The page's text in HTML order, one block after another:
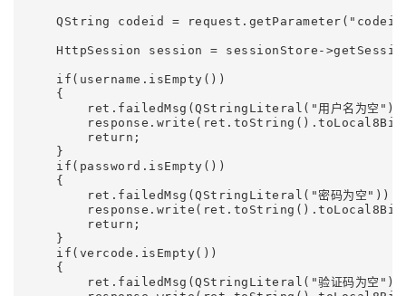
QString codeid =
HttpSession session = sessionStore-
    if(username.isEmpty())
    {
ret.failedMsg(QStringLiteral("用户名为空
        return;
    }
    if(password.isEmpty())
    {
        ret.failedMsg(QStringLiteral("密码为空"));
        return;
    }
    if(vercode.isEmpty())
    {
ret.failedMsg(QStringLiteral("验证码为空